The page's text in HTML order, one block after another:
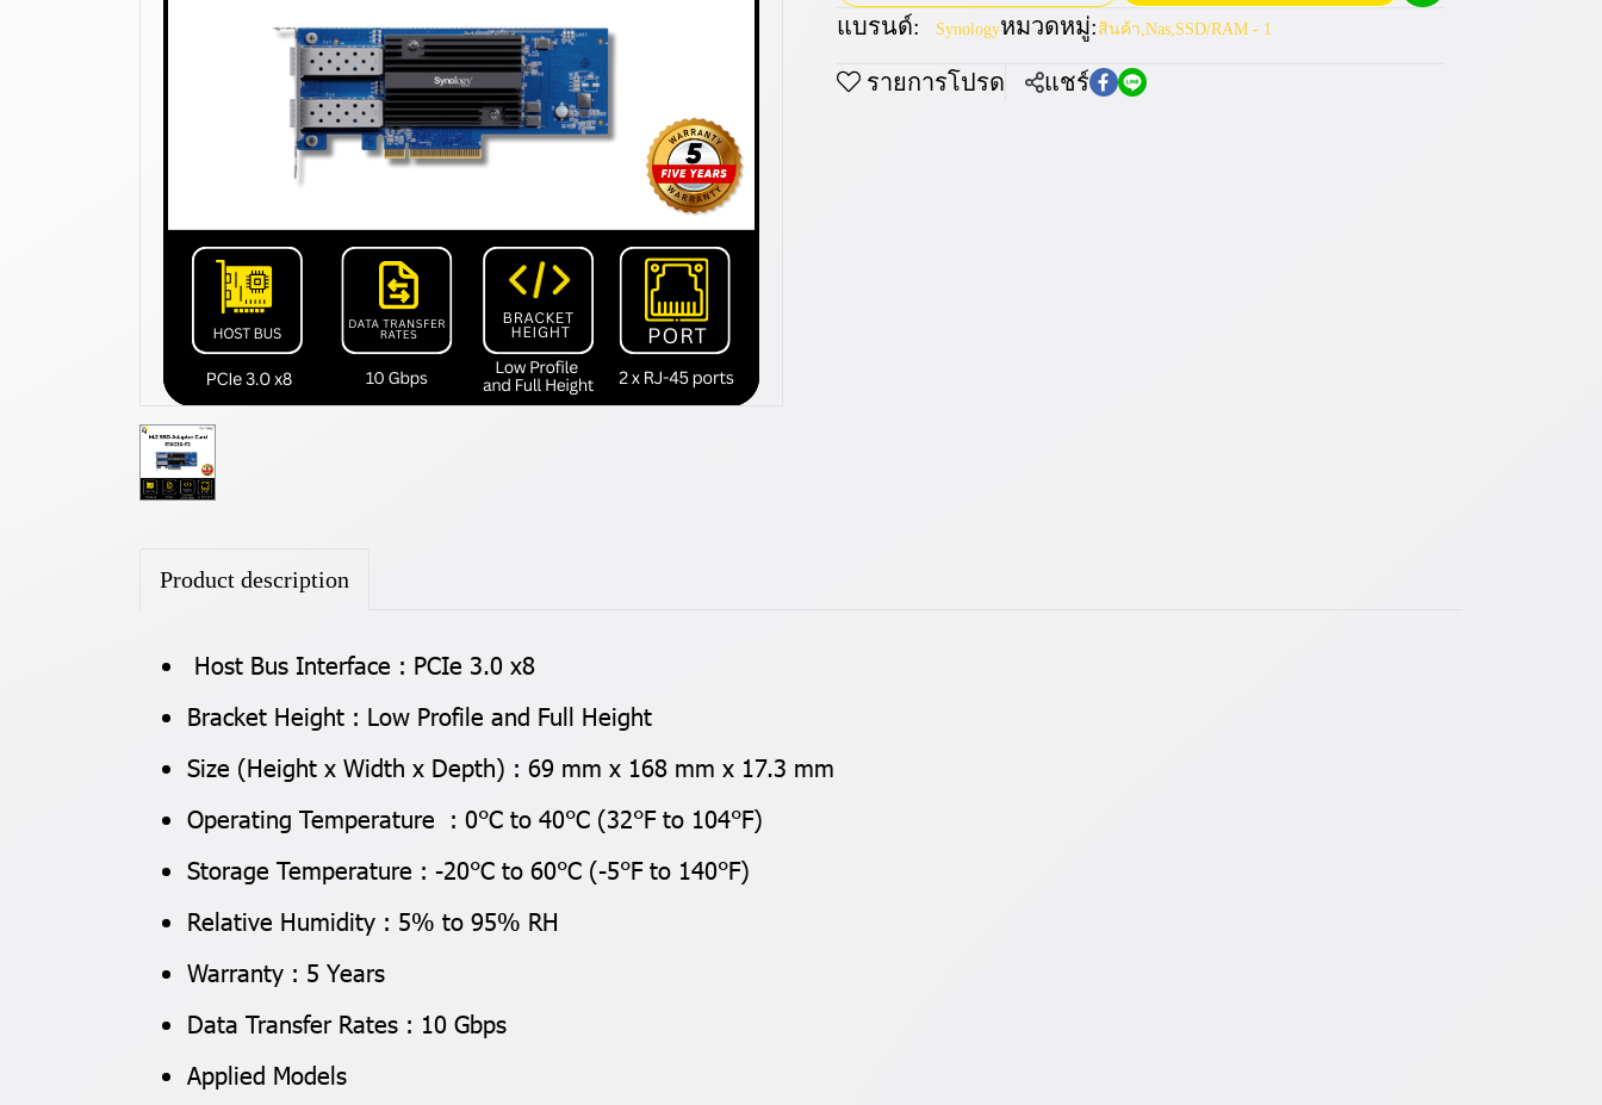
แบรนด์: Synologyหมวดหมู่: สินค้า,Nas,SSD/RAM - 1
รายการโปรด แชร์
Product description
Host Bus Interface : PCIe 3.0 x8
Bracket Height : Low Profile and Full Height
Size (Height x Width x Depth) : 69 mm x 168 mm x 17.3 mm
Operating Temperature : 0°C to 40°C (32°F to 104°F)
Storage Temperature : -20°C to 60°C (-5°F to 140°F)
Relative Humidity : 5% to 95% RH
Warranty : 5 Years
Data Transfer Rates : 10 Gbps
Applied Models